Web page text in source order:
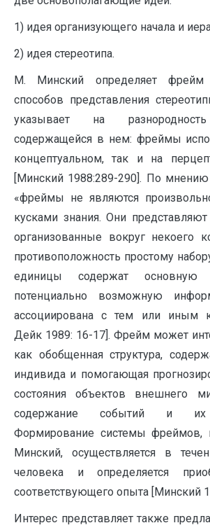
1) идея организующего начала и
2) идея стереотипа.
М. Минский определяет
способов представления
указывает на
содержащейся в нем: фреймы
концептуальном, так и на
[Минский 1988:289-290]. По
«фреймы не являются
кусками знания. Они
организованные вокруг некоего
противоположность простому
единицы содержат основную
потенциально возможную
ассоциирована с тем или иным
Дейк 1989: 16-17]. Фрейм может
как обобщенная структура,
индивида и помогающая
состояния объектов внешнего
содержание событий и их
Формирование системы фреймов,
Минский, осуществляется в
человека и определяется
соответствующего опыта [Минский
Интерес представляет также